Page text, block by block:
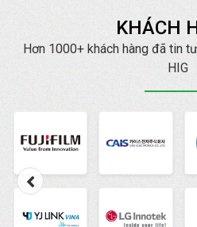
KHÁCH
Hơn 1000+ khách hàng đã tin
HIG